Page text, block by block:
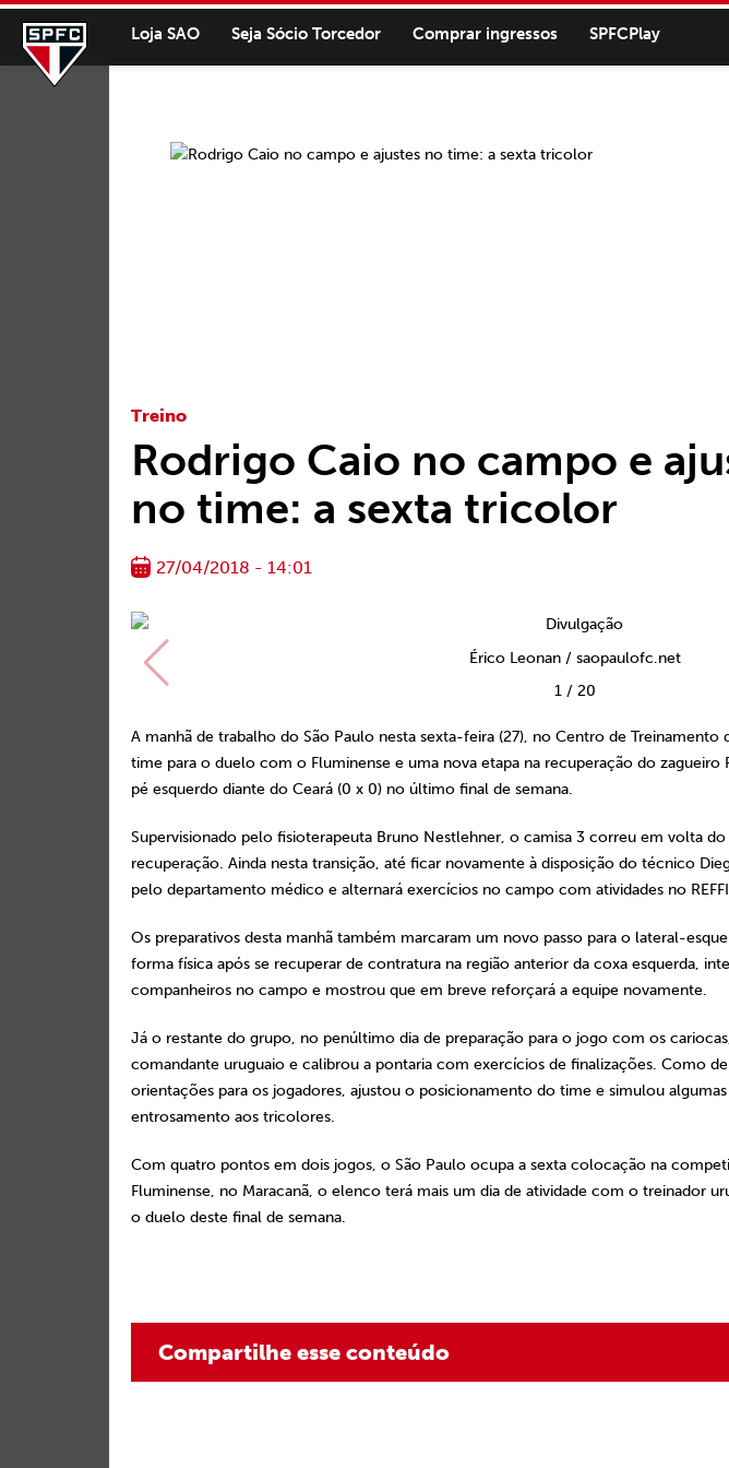
Loja SAO Seja Sócio Torcedor Comprar ingressos SPFCPlay
Treino
Rodrigo Caio no campo e
no time: a sexta tricolor
27/04/2018 - 14:01
Érico Leonan / saopaulofc.net
1 / 20
A manhã de trabalho do São Paulo nesta sexta-feira (27), no Centro de Treinamento
time para o duelo com o Fluminense e uma nova etapa na recuperação do
pé esquerdo diante do Ceará (0 x 0) no último final de semana.
Supervisionado pelo fisioterapeuta Bruno Nestlehner, o camisa 3 correu em volta
recuperação. Ainda nesta transição, até ficar novamente à disposição do técnico
pelo departamento médico e alternará exercícios no campo com atividades no
Os preparativos desta manhã também marcaram um novo passo para o lateral-
forma física após se recuperar de contratura na região anterior da coxa esquerda,
companheiros no campo e mostrou que em breve reforçará a equipe novamente.
Já o restante do grupo, no penúltimo dia de preparação para o jogo com os
comandante uruguaio e calibrou a pontaria com exercícios de finalizações. Como
orientações para os jogadores, ajustou o posicionamento do time e simulou
entrosamento aos tricolores.
Com quatro pontos em dois jogos, o São Paulo ocupa a sexta colocação na
Fluminense, no Maracanã, o elenco terá mais um dia de atividade com o treinador
o duelo deste final de semana.
Compartilhe esse conteúdo